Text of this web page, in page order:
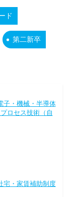
ド
第二新卒
子・機械・半導体
ロセス技術（自
宅・家賃補助制度